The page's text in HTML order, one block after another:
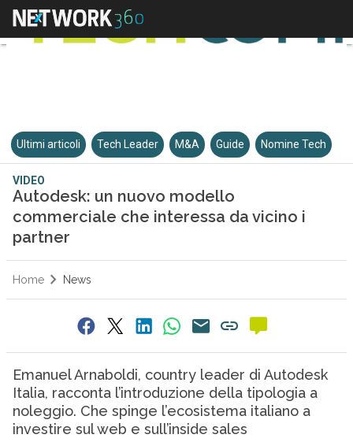
Ultimi articoli Tech Leader M&A Guide Nomine Tech
VIDEO
Autodesk: un nuovo modello
commerciale che interessa da vicino i
partner
Home News
Emanuel Arnaboldi, country leader di Autodesk
Italia, racconta l’introduzione della tipologia a
noleggio. Che spinge l’ecosistema italiano a
investire sul web e sull’inside sales